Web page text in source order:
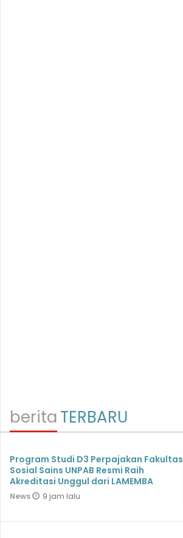
beritaTERBARU
Program Studi D3 Perpajakan Fakultas
Sosial Sains UNPAB Resmi Raih
Akreditasi Unggul dari LAMEMBA
News 9 jam lalu